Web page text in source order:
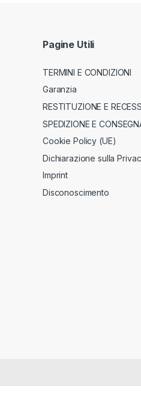
Pagine Utili
TERMINI E CONDIZIONI
Garanzia
RESTITUZIONE E
SPEDIZIONE E
Cookie Policy (UE)
Dichiarazione sulla
Imprint
Disconoscimento